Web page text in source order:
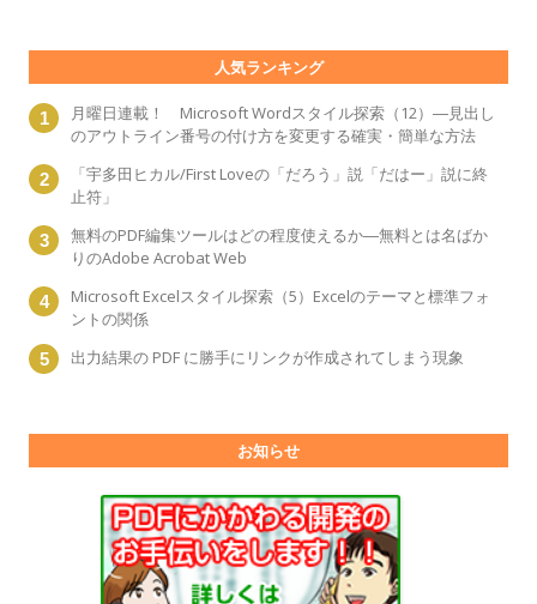
人気ランキング
月曜日連載！ Microsoft Wordスタイル探索（12）―見出し
のアウトライン番号の付け方を変更する確実・簡単な方法
「宇多田ヒカル/First Loveの「だろう」説「だはー」説に終
止符」
無料のPDF編集ツールはどの程度使えるか―無料とは名ばか
りのAdobe Acrobat Web
Microsoft Excelスタイル探索（5）Excelのテーマと標準フォ
ントの関係
出力結果の PDF に勝手にリンクが作成されてしまう現象
お知らせ